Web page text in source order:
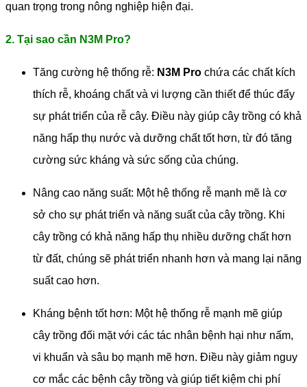
quan trọng trong nông nghiệp hiện đại.
2. Tại sao cần N3M Pro?
Tăng cường hệ thống rễ: N3M Pro chứa các chất kích
thích rễ, khoáng chất và vi lượng cần thiết để thúc đẩy
sự phát triển của rễ cây. Điều này giúp cây trồng có khả
năng hấp thụ nước và dưỡng chất tốt hơn, từ đó tăng
cường sức kháng và sức sống của chúng.
Nâng cao năng suất: Một hệ thống rễ mạnh mẽ là cơ
sở cho sự phát triển và năng suất của cây trồng. Khi
cây trồng có khả năng hấp thụ nhiều dưỡng chất hơn
từ đất, chúng sẽ phát triển nhanh hơn và mang lại năng
suất cao hơn.
Kháng bệnh tốt hơn: Một hệ thống rễ mạnh mẽ giúp
cây trồng đối mặt với các tác nhân bệnh hại như nấm,
vi khuẩn và sâu bọ mạnh mẽ hơn. Điều này giảm nguy
cơ mắc các bệnh cây trồng và giúp tiết kiệm chi phí